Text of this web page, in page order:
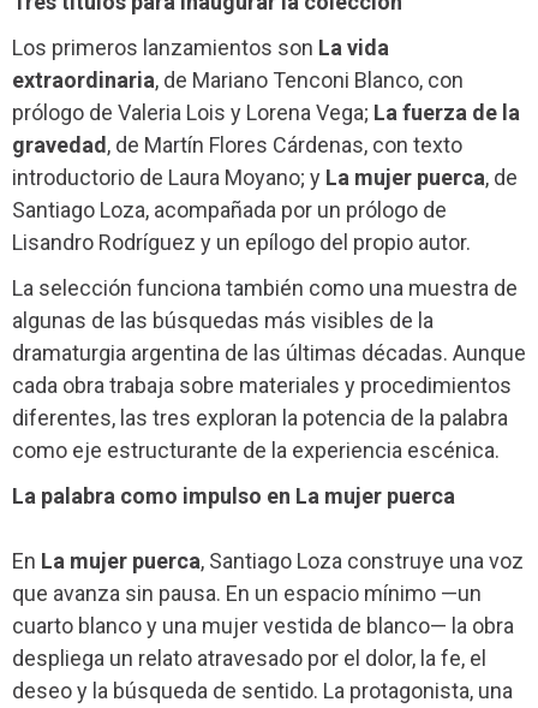
Los primeros lanzamientos son La vida
extraordinaria, de Mariano Tenconi Blanco, con
prólogo de Valeria Lois y Lorena Vega; La fuerza de la
gravedad , de Martín Flores Cárdenas, con texto
introductorio de Laura Moyano; y La mujer puerca, de
Santiago Loza, acompañada por un prólogo de
Lisandro Rodríguez y un epílogo del propio autor.
La selección funciona también como una muestra de
algunas de las búsquedas más visibles de la
dramaturgia argentina de las últimas décadas. Aunque
cada obra trabaja sobre materiales y procedimientos
diferentes, las tres exploran la potencia de la palabra
como eje estructurante de la experiencia escénica.
La palabra como impulso en La mujer puerca
En La mujer puerca, Santiago Loza construye una voz
que avanza sin pausa. En un espacio mínimo —un
cuarto blanco y una mujer vestida de blanco— la obra
despliega un relato atravesado por el dolor, la fe, el
deseo y la búsqueda de sentido. La protagonista, una